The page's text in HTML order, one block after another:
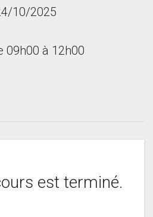
10/2025
09h00 à 12h00
est terminé.